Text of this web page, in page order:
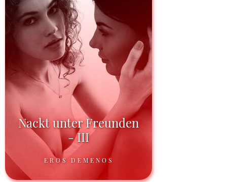
Nackt unter Freunden
- III
EROS DEMENOS